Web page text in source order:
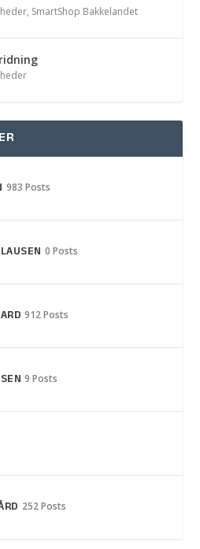
, SmartShop Bakkelandet
983 Posts
0 Posts
912 Posts
9 Posts
252 Posts